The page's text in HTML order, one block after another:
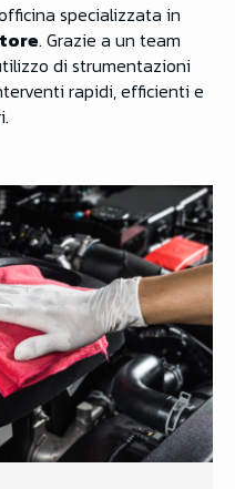
specializzata in
. Grazie a un team
di strumentazioni
rapidi, efficienti e